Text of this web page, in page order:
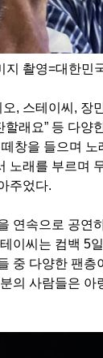
지 촬영=대한민
, 스테이씨, 장
할래요” 등 다
창을 들으며
래를 부르며
주었다.
연속으로 공연
이씨는 컴백 5
중 다양한 팬
의 사람들은